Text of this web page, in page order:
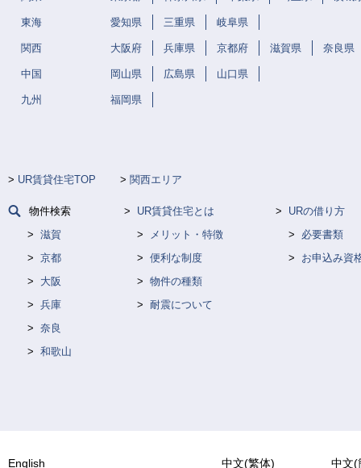
東海 愛知県 三重県 岐阜県
関西 大阪府 兵庫県 京都府 滋賀県 奈良県
中国 岡山県 広島県 山口県
九州 福岡県
UR賃貸住宅TOP 関西エリア
物件検索
滋賀
京都
大阪
兵庫
奈良
和歌山
UR賃貸住宅とは
メリット・特徴
便利な制度
物件の種類
耐震について
URの借り方
必要書類
お申込み資
English
中文(繁体)
中文(